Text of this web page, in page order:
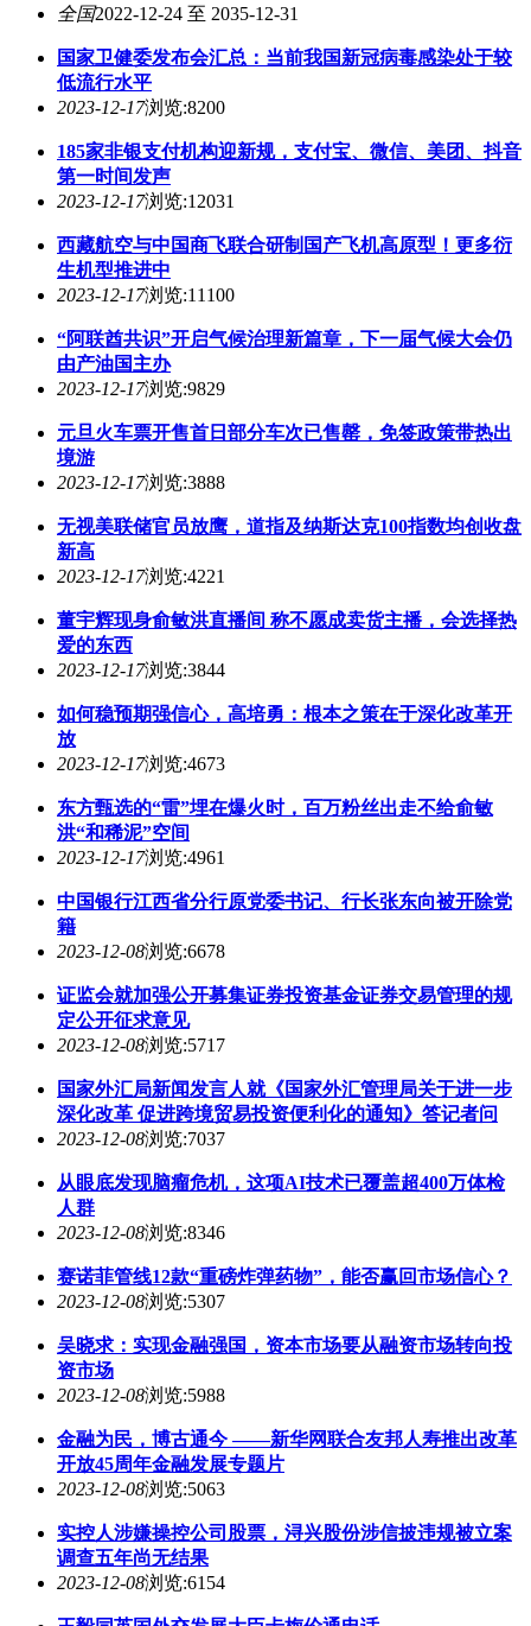
全国2022-12-24 至 2035-12-31
国家卫健委发布会汇总：当前我国新冠病毒感染处于较
低流行水平
2023-12-17浏览:8200
185家非银支付机构迎新规，支付宝、微信、美团、抖音
第一时间发声
2023-12-17浏览:12031
西藏航空与中国商飞联合研制国产飞机高原型！更多衍
生机型推进中
2023-12-17浏览:11100
“阿联酋共识”开启气候治理新篇章，下一届气候大会仍
由产油国主办
2023-12-17浏览:9829
元旦火车票开售首日部分车次已售罄，免签政策带热出
境游
2023-12-17浏览:3888
无视美联储官员放鹰，道指及纳斯达克100指数均创收盘
新高
2023-12-17浏览:4221
董宇辉现身俞敏洪直播间 称不愿成卖货主播，会选择热
爱的东西
2023-12-17浏览:3844
如何稳预期强信心，高培勇：根本之策在于深化改革开
放
2023-12-17浏览:4673
东方甄选的“雷”埋在爆火时，百万粉丝出走不给俞敏
洪“和稀泥”空间
2023-12-17浏览:4961
中国银行江西省分行原党委书记、行长张东向被开除党
籍
2023-12-08浏览:6678
证监会就加强公开募集证券投资基金证券交易管理的规
定公开征求意见
2023-12-08浏览:5717
国家外汇局新闻发言人就《国家外汇管理局关于进一步
深化改革 促进跨境贸易投资便利化的通知》答记者问
2023-12-08浏览:7037
从眼底发现脑瘤危机，这项AI技术已覆盖超400万体检
人群
2023-12-08浏览:8346
赛诺菲管线12款“重磅炸弹药物”，能否赢回市场信心？
2023-12-08浏览:5307
吴晓求：实现金融强国，资本市场要从融资市场转向投
资市场
2023-12-08浏览:5988
金融为民，博古通今 ——新华网联合友邦人寿推出改革
开放45周年金融发展专题片
2023-12-08浏览:5063
实控人涉嫌操控公司股票，浔兴股份涉信披违规被立案
调查五年尚无结果
2023-12-08浏览:6154